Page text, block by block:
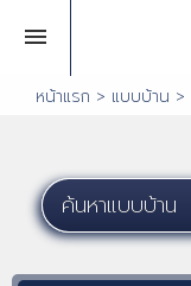
หน้าแรก > แบบบ้าน >